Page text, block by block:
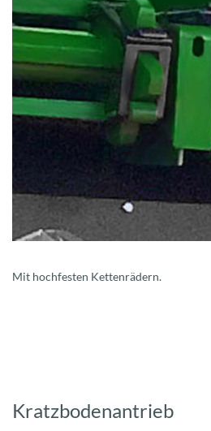
Mit hochfesten Kettenrädern.
Kratzbodenantrieb